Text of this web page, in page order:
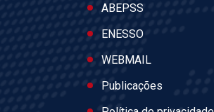
ABEPSS
ENESSO
WEBMAIL
Publicações